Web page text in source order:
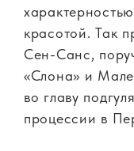
красотой. Так
Сен-Санс,
«Слона» и
во главу
процессии в